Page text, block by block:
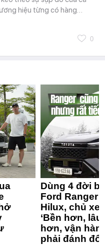
hiệu từng có hàng…
0
Dùng 4 đời
Ford Ranger
Hilux, chủ xe
‘Bền hơn,
hơn, vận
phải đánh